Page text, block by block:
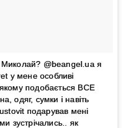
@beangel.ua я
у мене особливі
подобається ВСЕ
одяг, сумки і навіть
подарував мені
зустрічались.. як